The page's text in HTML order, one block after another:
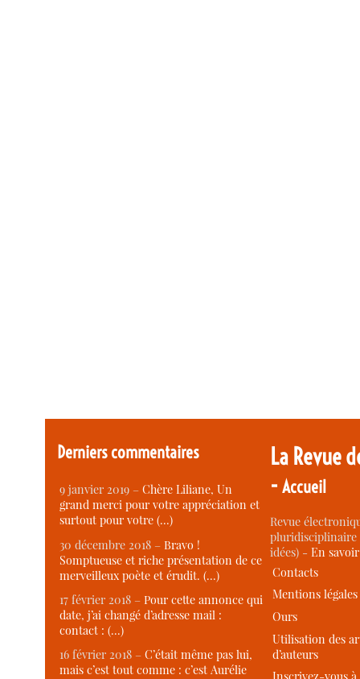
Derniers commentaires
9 janvier 2019 –Chère Liliane, Un
grand merci pour votre appréciation et
surtout pour votre (…)
30 décembre 2018 –Bravo !
Somptueuse et riche présentation de ce
merveilleux poète et érudit. (…)
17 février 2018 –Pour cette annonce qui
date, j’ai changé d’adresse mail :
contact : (…)
16 février 2018 –C’était même pas lui,
mais c’est tout comme : c’est Aurélie
La Revue
-Accueil
Revue
idées) -En
Contacts
Mentions légales
Ours
Utilisation des
d’auteurs